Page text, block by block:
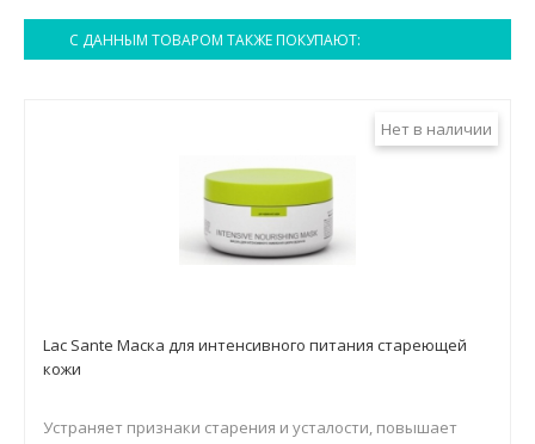
С ДАННЫМ ТОВАРОМ ТАКЖЕ ПОКУПАЮТ:
Нет в наличии
Lac Sante Маска для интенсивного питания стареющей
кожи
Устраняет признаки старения и усталости, повышает